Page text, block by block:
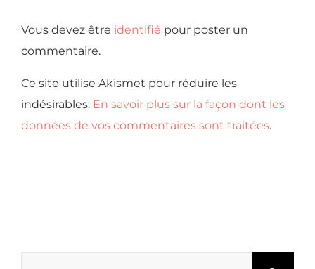
Vous devez être identifié pour poster un
commentaire.
Ce site utilise Akismet pour réduire les
indésirables. En savoir plus sur la façon dont les
données de vos commentaires sont traitées.